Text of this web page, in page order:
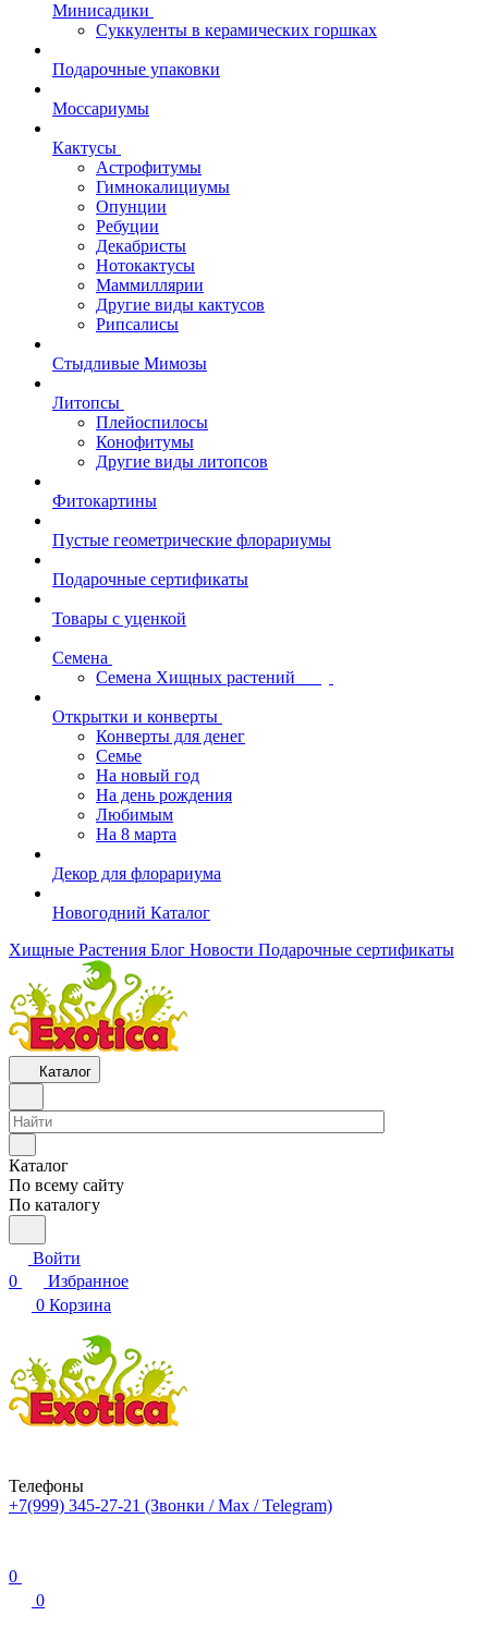
Минисадики
Суккуленты в керамических горшках
Подарочные упаковки
Моссариумы
Кактусы
Астрофитумы
Гимнокалициумы
Опунции
Ребуции
Декабристы
Нотокактусы
Маммиллярии
Другие виды кактусов
Рипсалисы
Стыдливые Мимозы
Литопсы
Плейоспилосы
Конофитумы
Другие виды литопсов
Фитокартины
Пустые геометрические флорариумы
Подарочные сертификаты
Товары с уценкой
Семена
Семена Хищных растений
Открытки и конверты
Конверты для денег
Семье
На новый год
На день рождения
Любимым
На 8 марта
Декор для флорариума
Новогодний Каталог
Хищные Растения Блог Новости Подарочные сертификаты
Каталог
Каталог
По всему сайту
По каталогу
Войти
0
Избранное
0 Корзина
Телефоны
+7(999) 345-27-21 (Звонки / Max / Telegram)
0
0